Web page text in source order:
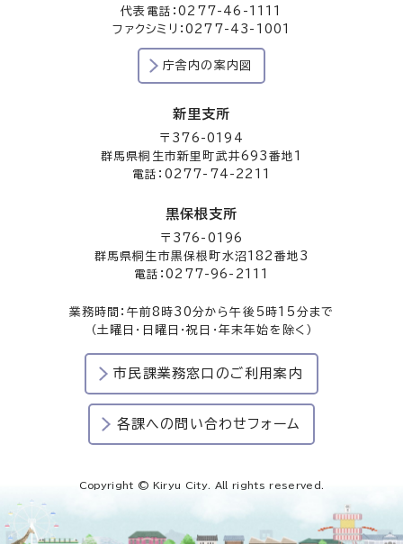
代表電話：0277-46-1111
ファクシミリ：0277-43-1001
庁舎内の案内図
新里支所
〒376-0194
群馬県桐生市新里町武井693番地1
電話：0277-74-2211
黒保根支所
〒376-0196
群馬県桐生市黒保根町水沼182番地3
電話：0277-96-2111
業務時間：午前8時30分から午後5時15分まで
（土曜日・日曜日・祝日・年末年始を除く）
市民課業務窓口のご利用案内
各課への問い合わせフォーム
Copyright © Kiryu City. All rights reserved.